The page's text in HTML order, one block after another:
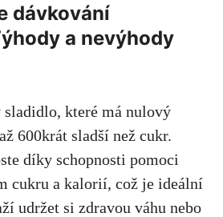
dávkování
a‍ nevýhody
sladidlo, které má nulový​
600krát ‍sladší ‌než cukr.
‍díky ⁣schopnosti pomoci
‌cukru a kalorií, což je ⁣ideální
udržet si ‍zdravou váhu ⁣nebo‍